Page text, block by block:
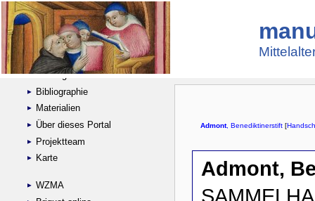
Suche
Handschriftensammlungen
Digitalisierte Handschriften
Kataloge
Bibliographie
Materialien
Über dieses Portal
Projektteam
Karte
WZMA